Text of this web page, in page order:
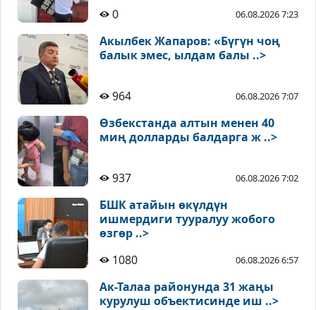
0
06.08.2026 7:23
Акылбек Жапаров: «Бүгүн чоң
балык эмес, ылдам балы ..>
964 06.08.2026 7:07
Өзбекстанда алтын менен 40
миң долларды балдарга ж ..>
937 06.08.2026 7:02
БШК атайын өкүлдүн
ишмердиги тууралуу жобого
өзгөр ..>
1080
06.08.2026 6:57
Ак-Талаа районунда 31 жаңы
курулуш объектисинде иш ..>